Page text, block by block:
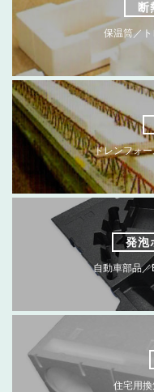
断
保温筒／
ドレンフォ
発泡
自動車部品
住宅用